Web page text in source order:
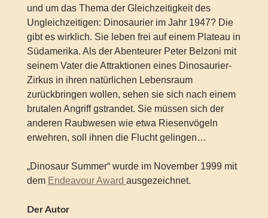
und um das Thema der Gleichzeitigkeit des
Ungleichzeitigen: Dinosaurier im Jahr 1947? Die
gibt es wirklich. Sie leben frei auf einem Plateau in
Südamerika. Als der Abenteurer Peter Belzoni mit
seinem Vater die Attraktionen eines Dinosaurier-
Zirkus in ihren natürlichen Lebensraum
zurückbringen wollen, sehen sie sich nach einem
brutalen Angriff gstrandet. Sie müssen sich der
anderen Raubwesen wie etwa Riesenvögeln
erwehren, soll ihnen die Flucht gelingen…
„Dinosaur Summer“ wurde im November 1999 mit
dem Endeavour Award ausgezeichnet.
Der Autor